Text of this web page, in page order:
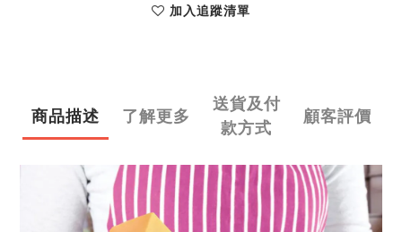
加入追蹤清單
商品描述 了解更多
送貨及付
款方式
顧客評價